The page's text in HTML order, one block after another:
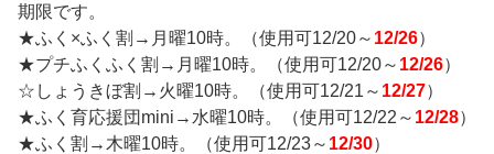
期限です。
★ふく×ふく割→月曜10時。（使用可12/20～ 12/26）
★プチふくふく割→月曜10時。（使用可12/20～ 12/26）
☆しょうきぼ割→火曜10時。（使用可12/21～ 12/27）
★ふく育応援団mini→水曜10時。（使用可12/22～ 12/28）
★ふく割→木曜10時。（使用可12/23～ 12/30）